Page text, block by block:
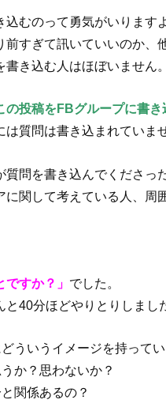
むのって勇気がいります
すぎて訊いていいのか、
き込む人はほぼいません。
投稿をFBグループに書き
質問は書き込まれていま
問を書き込んでくださっ
関して考えている人、周
すか？」 でした。
40分ほどやりとりしまし
ういうイメージを持ってい
か？思わないか？
関係あるの？